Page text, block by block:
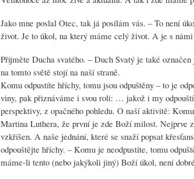
Jako mne poslal Otec, tak já posílám vás. – To není
život. Je to úkol, na který máme celý život. A je s
Přijměte Ducha svatého. – Duch Svatý je také
na tomto světě stojí na naší straně.
Komu odpustíte hříchy, tomu jsou odpuštěny – to je
viny, pak přiznáváme i svou roli: … jakož i my
perspektivy, z opačného pohledu. O naší aktivitě:
Martina Luthera, že první je zde Boží milost. Nejprve
vzkříšen. A naše jednání, které se snaží popsat
odpouštějte hříchy. – Komu je neodpustíte, tomu
máme-li tento (nebo jakýkoli jiný) Boží úkol, není